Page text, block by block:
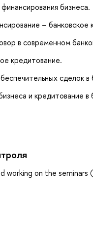
бизнеса.
– банковское
в современном
кредитование.
сделок в
и кредитование
working on the seminars